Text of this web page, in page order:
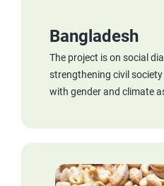
Bangladesh
The project is on social
strengthening civil
with gender and climate